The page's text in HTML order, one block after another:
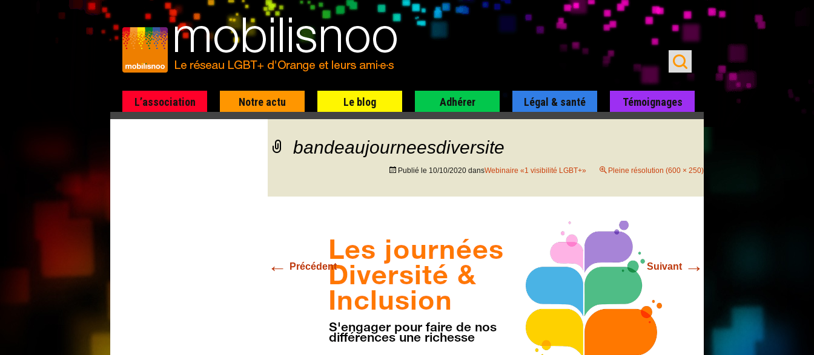
L’association Notre actu Le blog Adhérer Légal & santé Témoignages
bandeaujourneesdiversite
Publié le 10/10/2020 dansWebinaire «1 visibilité LGBT+» Pleine résolution (600 × 250)
← Précédent Suivant →